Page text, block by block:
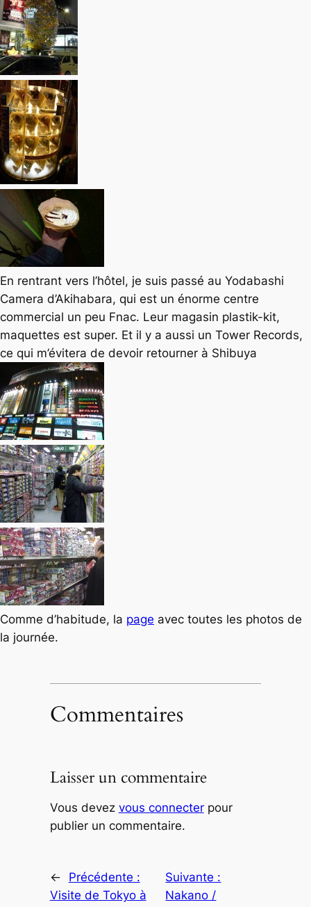
En rentrant vers l’hôtel, je suis passé au Yodabashi
Camera d’Akihabara, qui est un énorme centre
commercial un peu Fnac. Leur magasin plastik-kit,
maquettes est super. Et il y a aussi un Tower Records,
ce qui m’évitera de devoir retourner à Shibuya
Comme d’habitude, la page avec toutes les photos de
la journée.
Commentaires
Laisser un commentaire
Vous devez vous connecterpour
publier un commentaire.
←
Précédente :
Visite de Tokyo à
Suivante :
Nakano /